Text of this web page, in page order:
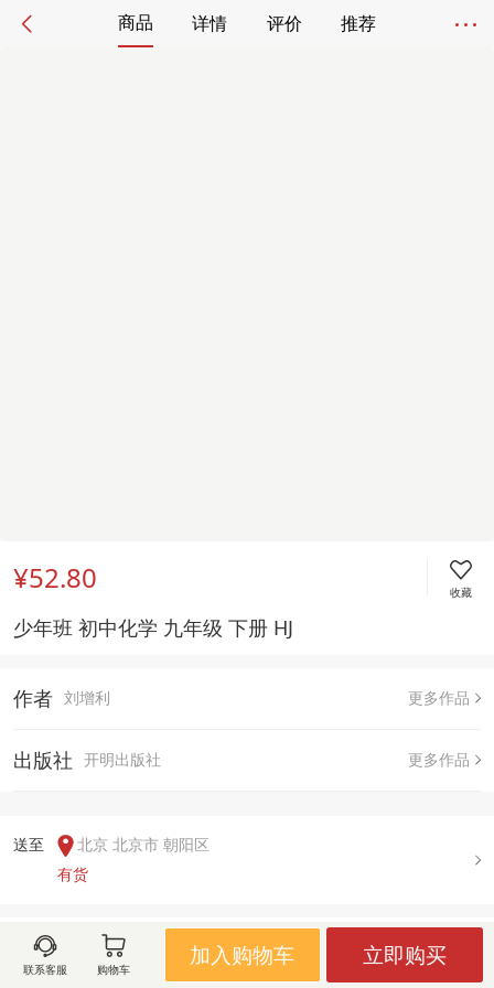
商品 详情 评价 推荐
¥52.80 收藏
少年班 初中化学 九年级 下册 HJ
作者 刘增利 更多作品
出版社 开明出版社 更多作品
送至
北京 北京市 朝阳区
有货
用户评论(
联系客服 购物车
加入购物车 立即购买